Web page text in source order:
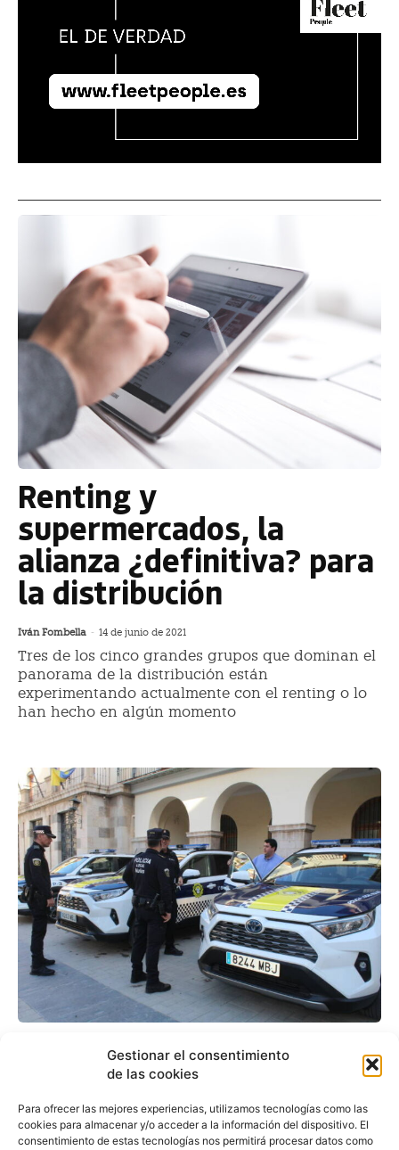
Gestionar el consentimiento
de las cookies
Para ofrecer las mejores experiencias, utilizamos tecnologías como las
cookies para almacenar y/o acceder a la información del dispositivo. El
consentimiento de estas tecnologías nos permitirá procesar datos como
Renting y
supermercados, la
alianza ¿definitiva? para
la distribución
Iván Fombella - 14 de junio de 2021
Tres de los cinco grandes grupos que dominan el
panorama de la distribución están
experimentando actualmente con el renting o lo
han hecho en algún momento
Nules renueva la flota
de vehículos de la Policía
Local